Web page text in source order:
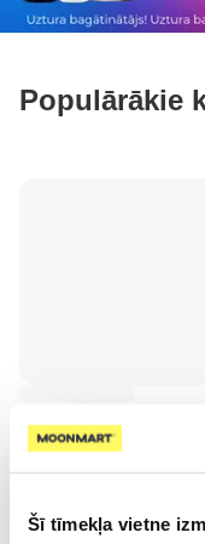
Šī tīmekļa vietne
Populārākie